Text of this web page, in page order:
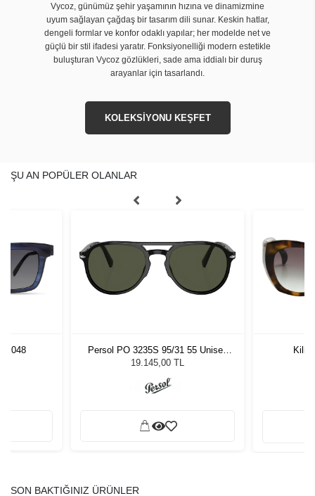
Vycoz, günümüz şehir yaşamının hızına ve dinamizmine
uyum sağlayan çağdaş bir tasarım dili sunar. Keskin hatlar,
dengeli formlar ve konfor odaklı yapılar; her modelde net ve
güçlü bir stil ifadesi yaratır. Fonksiyonelliği modern estetikle
buluşturan Vycoz gözlükleri, sade ama iddialı bir duruş
arayanlar için tasarlandı.
KOLEKSİYONU KEŞFET
ŞU AN POPÜLER OLANLAR
048
Persol PO 3235S 95/31 55 Unisex
Güneş Gözlüğü
19.145,00 TL
SON BAKTIĞINIZ ÜRÜNLER